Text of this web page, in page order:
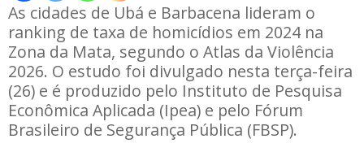
As cidades de Ubá e Barbacena lideram o
ranking de taxa de homicídios em 2024 na
Zona da Mata, segundo o Atlas da Violência
2026. O estudo foi divulgado nesta terça-feira
(26) e é produzido pelo Instituto de Pesquisa
Econômica Aplicada (Ipea) e pelo Fórum
Brasileiro de Segurança Pública (FBSP).